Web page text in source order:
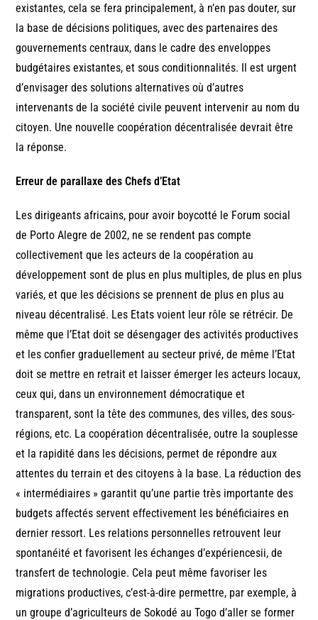
existantes, cela se fera principalement, à n’en pas douter, sur
la base de décisions politiques, avec des partenaires des
gouvernements centraux, dans le cadre des enveloppes
budgétaires existantes, et sous conditionnalités. Il est urgent
d’envisager des solutions alternatives où d’autres
intervenants de la société civile peuvent intervenir au nom du
citoyen. Une nouvelle coopération décentralisée devrait être
la réponse.
Erreur de parallaxe des Chefs d’Etat
Les dirigeants africains, pour avoir boycotté le Forum social
de Porto Alegre de 2002, ne se rendent pas compte
collectivement que les acteurs de la coopération au
développement sont de plus en plus multiples, de plus en plus
variés, et que les décisions se prennent de plus en plus au
niveau décentralisé. Les Etats voient leur rôle se rétrécir. De
même que l’Etat doit se désengager des activités productives
et les confier graduellement au secteur privé, de même l’Etat
doit se mettre en retrait et laisser émerger les acteurs locaux,
ceux qui, dans un environnement démocratique et
transparent, sont la tête des communes, des villes, des sous-
régions, etc. La coopération décentralisée, outre la souplesse
et la rapidité dans les décisions, permet de répondre aux
attentes du terrain et des citoyens à la base. La réduction des
« intermédiaires » garantit qu’une partie très importante des
budgets affectés servent effectivement les bénéficiaires en
dernier ressort. Les relations personnelles retrouvent leur
spontanéité et favorisent les échanges d’expériencesii, de
transfert de technologie. Cela peut même favoriser les
migrations productives, c’est-à-dire permettre, par exemple, à
un groupe d’agriculteurs de Sokodé au Togo d’aller se former